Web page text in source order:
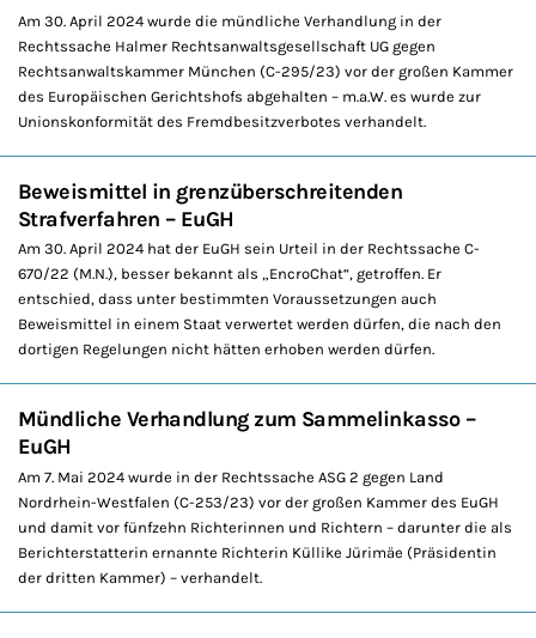
Am 30. April 2024 wurde die mündliche Verhandlung in der
Rechtssache Halmer Rechtsanwaltsgesellschaft UG gegen
Rechtsanwaltskammer München (C-295/23) vor der großen Kammer
des Europäischen Gerichtshofs abgehalten – m.a.W. es wurde zur
Unionskonformität des Fremdbesitzverbotes verhandelt.
Beweismittel in grenzüberschreitenden
Strafverfahren – EuGH
Am 30. April 2024 hat der EuGH sein Urteil in der Rechtssache C-
670/22 (M.N.), besser bekannt als „EncroChat“, getroffen. Er
entschied, dass unter bestimmten Voraussetzungen auch
Beweismittel in einem Staat verwertet werden dürfen, die nach den
dortigen Regelungen nicht hätten erhoben werden dürfen.
Mündliche Verhandlung zum Sammelinkasso –
EuGH
Am 7. Mai 2024 wurde in der Rechtssache ASG 2 gegen Land
Nordrhein-Westfalen (C-253/23) vor der großen Kammer des EuGH
und damit vor fünfzehn Richterinnen und Richtern – darunter die als
Berichterstatterin ernannte Richterin Küllike Jürimäe (Präsidentin
der dritten Kammer) – verhandelt.